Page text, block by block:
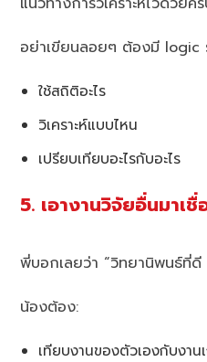
อย่าเขียนลอยๆ ต้องมี logic
ใช้สถิติอะไร
วิเคราะห์แบบไหน
เปรียบเทียบอะไรกับอะไร
5. เอางานวิจัยอื่นมาเ
พี่บอกเลยว่า “วิทยานิพนธ์ที่ดี
น้องต้อง:
เทียบงานของตัวเองกับงาน